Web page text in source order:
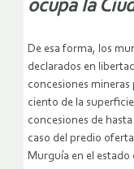
ocupa la
De esa forma, los
declarados en
concesiones
ciento de la
concesiones de
caso del predio
Murguía en el estado